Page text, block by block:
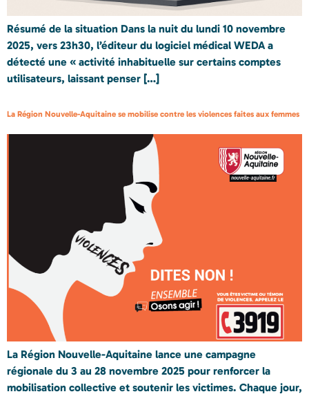
Résumé de la situation Dans la nuit du lundi 10 novembre
2025, vers 23h30, l’éditeur du logiciel médical WEDA a
détecté une « activité inhabituelle sur certains comptes
utilisateurs, laissant penser […]
La Région Nouvelle-Aquitaine se mobilise contre les violences faites aux femmes
La Région Nouvelle-Aquitaine lance une campagne
régionale du 3 au 28 novembre 2025 pour renforcer la
mobilisation collective et soutenir les victimes. Chaque jour,